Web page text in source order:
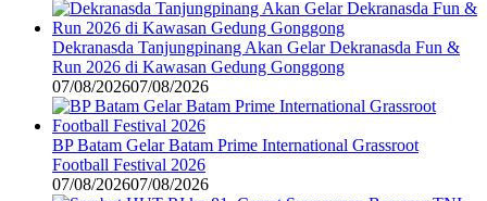
Dekranasda Tanjungpinang Akan Gelar Dekranasda Fun &
Run 2026 di Kawasan Gedung Gonggong
07/08/202607/08/2026
BP Batam Gelar Batam Prime International Grassroot
Football Festival 2026
07/08/202607/08/2026